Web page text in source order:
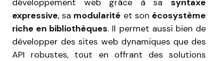
expressive, sa modularité et son écosystème
riche en bibliothèques. Il permet aussi bien de
développer des sites web dynamiques que des
API robustes, tout en offrant des solutions